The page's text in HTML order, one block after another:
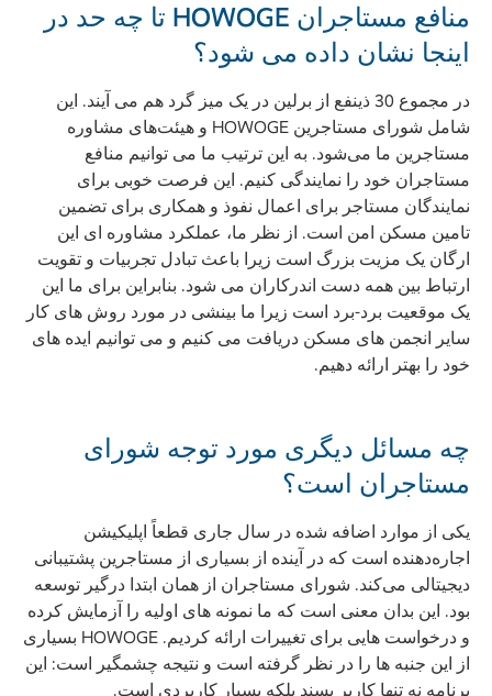
منافع مستاجران HOWOGE تا چه حد در
اینجا نشان داده می شود؟
در مجموع 30 ذینفع از برلین در یک میز گرد هم می آیند. این
شامل شورای مستاجرین HOWOGE و هیئت‌های مشاوره
مستاجرین ما می‌شود. به این ترتیب ما می توانیم منافع
مستاجران خود را نمایندگی کنیم. این فرصت خوبی برای
نمایندگان مستاجر برای اعمال نفوذ و همکاری برای تضمین
تامین مسکن امن است. از نظر ما، عملکرد مشاوره ای این
ارگان یک مزیت بزرگ است زیرا باعث تبادل تجربیات و تقویت
ارتباط بین همه دست اندرکاران می شود. بنابراین برای ما این
یک موقعیت برد-برد است زیرا ما بینشی در مورد روش های کار
سایر انجمن های مسکن دریافت می کنیم و می توانیم ایده های
خود را بهتر ارائه دهیم.
چه مسائل دیگری مورد توجه شورای
مستاجران است؟
یکی از موارد اضافه شده در سال جاری قطعاً اپلیکیشن
اجاره‌دهنده است که در آینده از بسیاری از مستاجرین پشتیبانی
دیجیتالی می‌کند. شورای مستاجران از همان ابتدا درگیر توسعه
بود. این بدان معنی است که ما نمونه های اولیه را آزمایش کرده
و درخواست هایی برای تغییرات ارائه کردیم. HOWOGE بسیاری
از این جنبه ها را در نظر گرفته است و نتیجه چشمگیر است: این
برنامه نه تنها کاربر پسند بلکه بسیار کاربردی است.